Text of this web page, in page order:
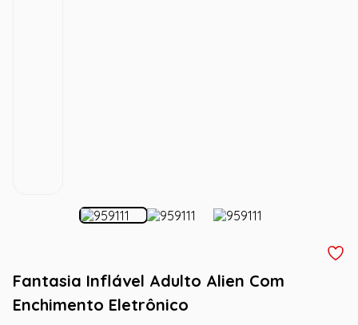
Fantasia Inflável Adulto Alien Com
Enchimento Eletrônico